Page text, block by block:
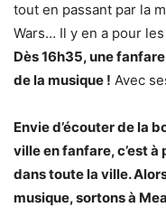
tout en passant par la
Wars… Il y en a pour
Dès 16h35, une
de la musique ! Avec
Envie d’écouter de la
ville en fanfare, c’est à
dans toute la ville.
musique, sortons à